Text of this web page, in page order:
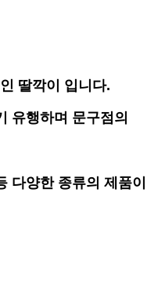
딸깍이 입니다.
유행하며 문구점의
다양한 종류의 제품이